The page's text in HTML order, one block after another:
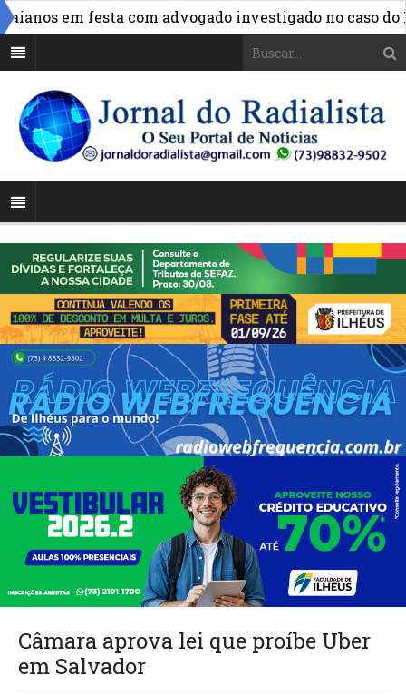
em festa com advogado investigado no caso do
Câmara aprova lei que proíbe Uber
em Salvador